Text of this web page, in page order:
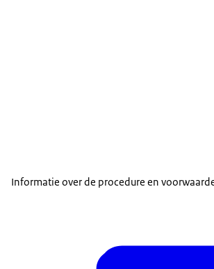
Informatie over de procedure en